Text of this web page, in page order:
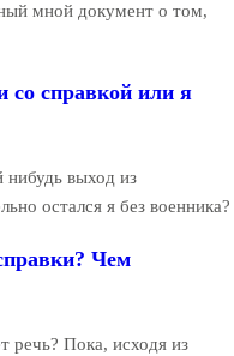
мной документ о том,
со справкой или я
нибудь выход из
остался я без военника?
Чем
речь? Пока, исходя из